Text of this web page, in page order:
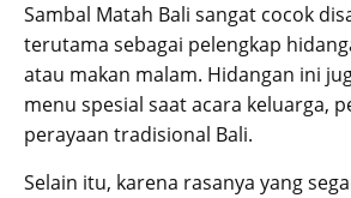
Sambal Matah Bali sangat cocok
terutama sebagai pelengkap
atau makan malam. Hidangan ini
menu spesial saat acara keluarga,
perayaan tradisional Bali.
Selain itu, karena rasanya yang